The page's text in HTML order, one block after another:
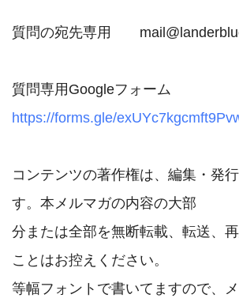
質問の宛先専用　　
https://forms.gle/
コンテンツの著作権は、編集・発
す。本メルマガの内容の大部
分または全部を無断転載、転送、
ことはお控えください。
等幅フォントで書いてますので、